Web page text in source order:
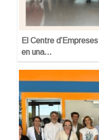
El Centre
en una…